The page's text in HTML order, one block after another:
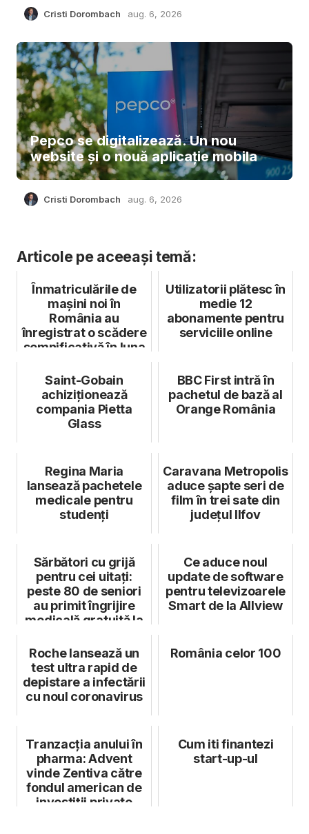
Cristi Dorombach aug. 6, 2026
Pepco se digitalizează. Un nou
website și o nouă aplicație mobila
Cristi Dorombach aug. 6, 2026
Articole pe aceeași temă:
Înmatriculările de
mașini noi în
România au
înregistrat o scădere
semnificativă în luna
Utilizatorii plătesc în
medie 12
abonamente pentru
serviciile online
Saint-Gobain
achiziționează
compania Pietta
Glass
BBC First intră în
pachetul de bază al
Orange România
Regina Maria
lansează pachetele
medicale pentru
studenți
Caravana Metropolis
aduce șapte seri de
film în trei sate din
județul Ilfov
Sărbători cu grijă
pentru cei uitați:
peste 80 de seniori
au primit îngrijire
medicală gratuită la
Ce aduce noul
update de software
pentru televizoarele
Smart de la Allview
Roche lansează un
test ultra rapid de
depistare a infectării
cu noul coronavirus
România celor 100
Tranzacția anului în
pharma: Advent
vinde Zentiva către
fondul american de
investiții private
Cum iti finantezi
start-up-ul